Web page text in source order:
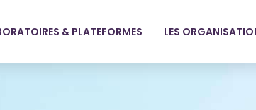
& PLATEFORMES LES